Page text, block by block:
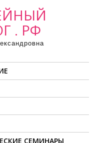
. РФ
СЕМИНАРЫ